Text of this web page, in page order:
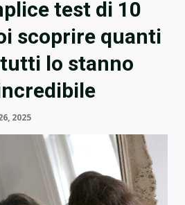
test di 10
scoprire quanti
lo stanno
2025